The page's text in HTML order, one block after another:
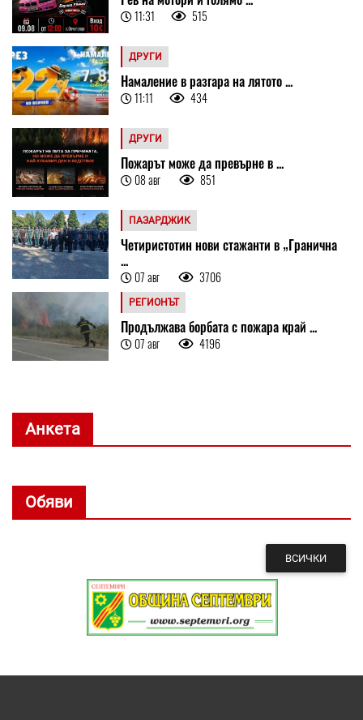
11:31 515
ДРУГИ
Намаление в разгара на лятото ...
11:11 434
ДРУГИ
Пожарът може да превърне в ...
08 авг 851
ПАЗАРДЖИК
Четиристотин нови стажанти в „Гранична
...
07 авг 3706
РЕГИОНЪТ
Продължава борбата с пожара край ...
07 авг 4196
Анкета
Обяви
ВСИЧКИ